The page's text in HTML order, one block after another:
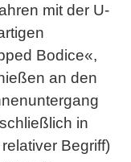
mit der U-
Bodice«,
an den
in
Begriff)